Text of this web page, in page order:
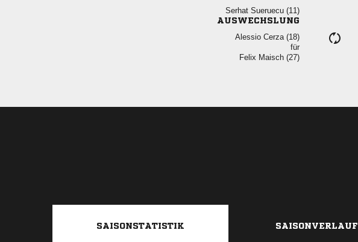
  
AUSWECHSLUNG
  
für
  
SAISONSTATISTIK SAISONVERLAUF